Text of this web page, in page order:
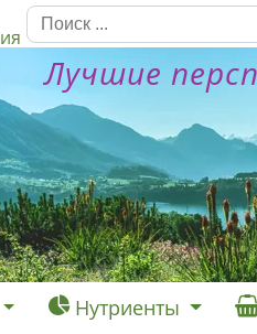
Лучшие
Нутриенты